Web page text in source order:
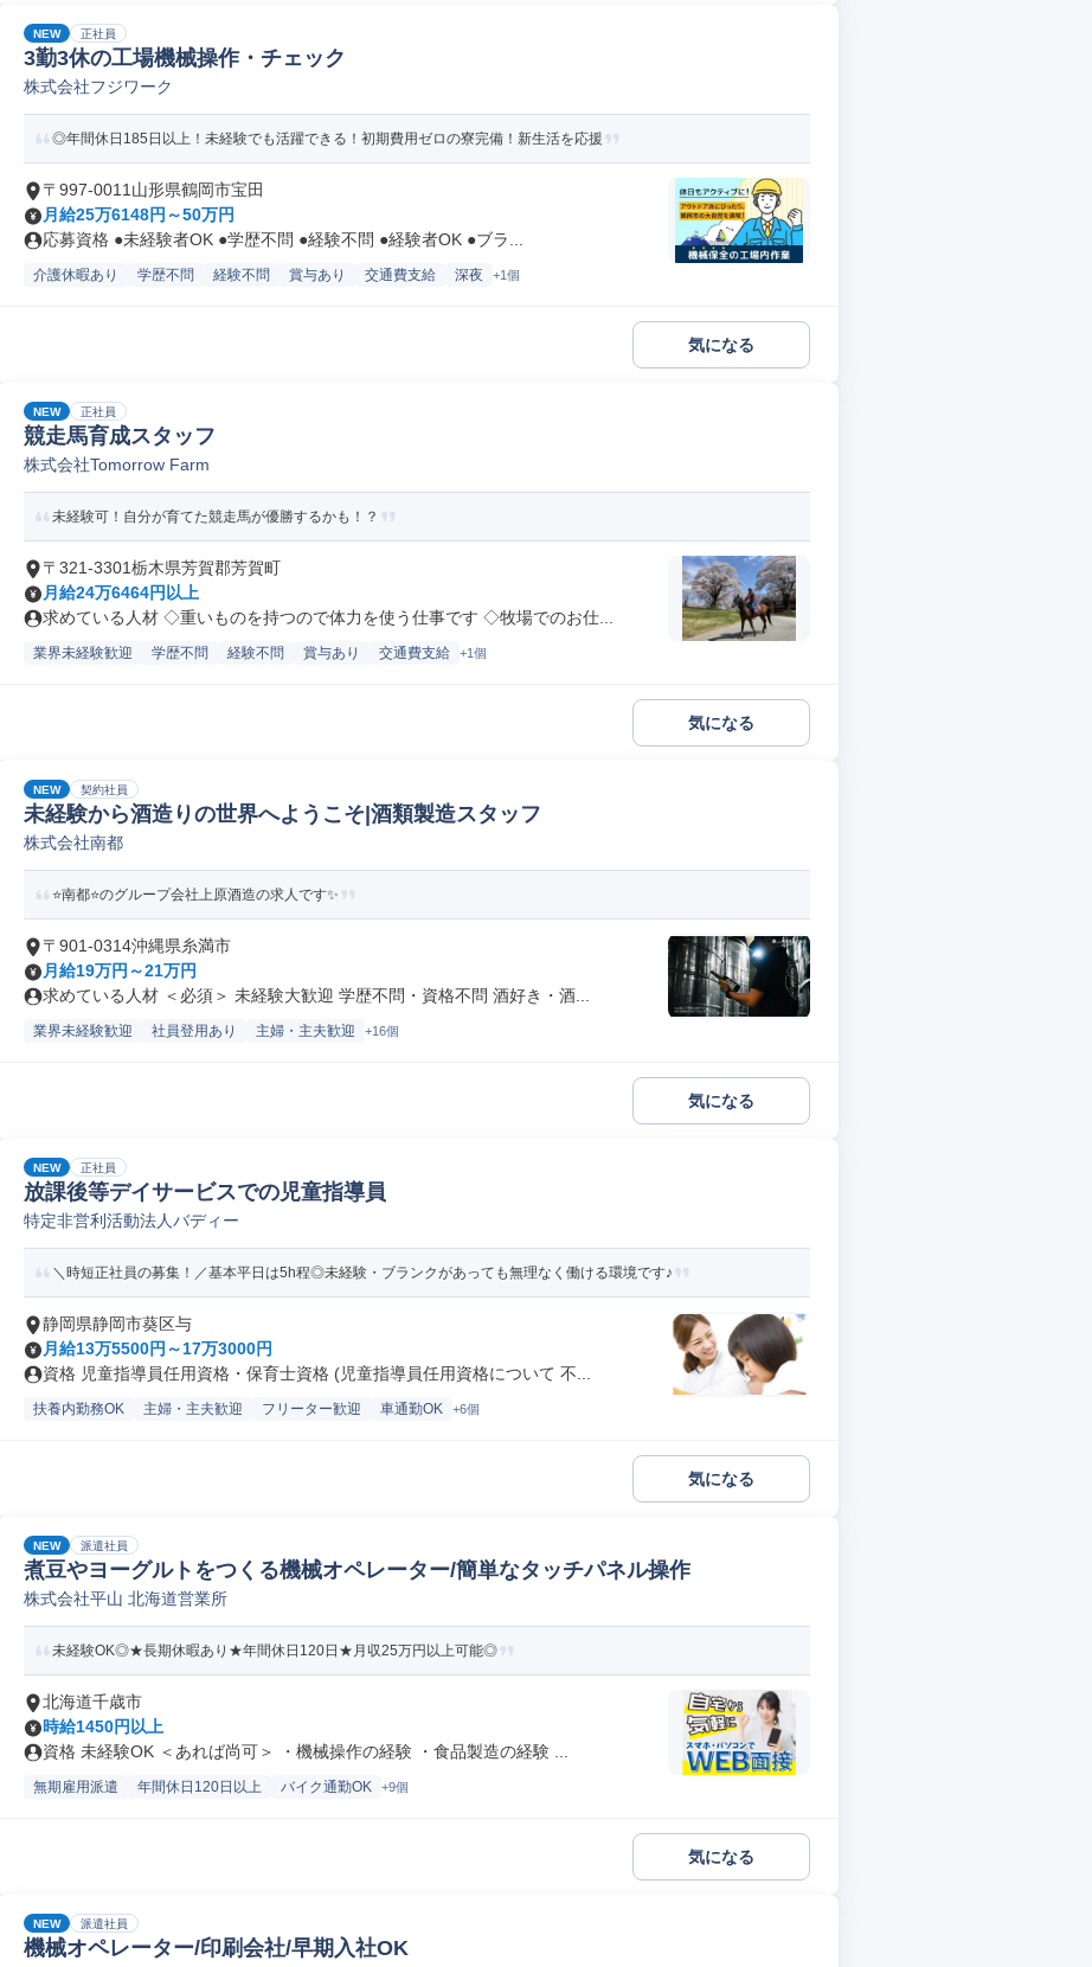
NEW 正社員
3勤3休の工場機械操作・チェック
株式会社フジワーク
◎年間休日185日以上！未経験でも活躍できる！初期費用ゼロの寮完備！新生活を応援
〒997-0011山形県鶴岡市宝田
月給25万6148円～50万円
応募資格 ●未経験者OK ●学歴不問 ●経験不問 ●経験者OK ●ブラ...
介護休暇あり 学歴不問 経験不問 賞与あり 交通費支給 深夜 +1個
気になる
NEW 正社員
競走馬育成スタッフ
株式会社Tomorrow Farm
未経験可！自分が育てた競走馬が優勝するかも！？
〒321-3301栃木県芳賀郡芳賀町
月給24万6464円以上
求めている人材 ◇重いものを持つので体力を使う仕事です ◇牧場でのお仕...
業界未経験歓迎 学歴不問 経験不問 賞与あり 交通費支給 +1個
気になる
NEW 契約社員
未経験から酒造りの世界へようこそ|酒類製造スタッフ
株式会社南都
⭐️南都⭐️のグループ会社上原酒造の求人です✨
〒901-0314沖縄県糸満市
月給19万円～21万円
求めている人材 ＜必須＞ 未経験大歓迎 学歴不問・資格不問 酒好き・酒...
業界未経験歓迎 社員登用あり 主婦・主夫歓迎 +16個
気になる
NEW 正社員
放課後等デイサービスでの児童指導員
特定非営利活動法人バディー
＼時短正社員の募集！／基本平日は5h程◎未経験・ブランクがあっても無理なく働ける環境です♪
静岡県静岡市葵区与
月給13万5500円～17万3000円
資格 児童指導員任用資格・保育士資格 (児童指導員任用資格について 不...
扶養内勤務OK 主婦・主夫歓迎 フリーター歓迎 車通勤OK +6個
気になる
NEW 派遣社員
煮豆やヨーグルトをつくる機械オペレーター/簡単なタッチパネル操作
株式会社平山 北海道営業所
未経験OK◎★長期休暇あり★年間休日120日★月収25万円以上可能◎
北海道千歳市
時給1450円以上
資格 未経験OK ＜あれば尚可＞ ・機械操作の経験 ・食品製造の経験 ...
無期雇用派遣 年間休日120日以上 バイク通勤OK +9個
気になる
NEW 派遣社員
機械オペレーター/印刷会社/早期入社OK